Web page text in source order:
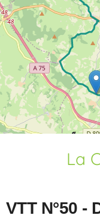
La
VTT N°50 -